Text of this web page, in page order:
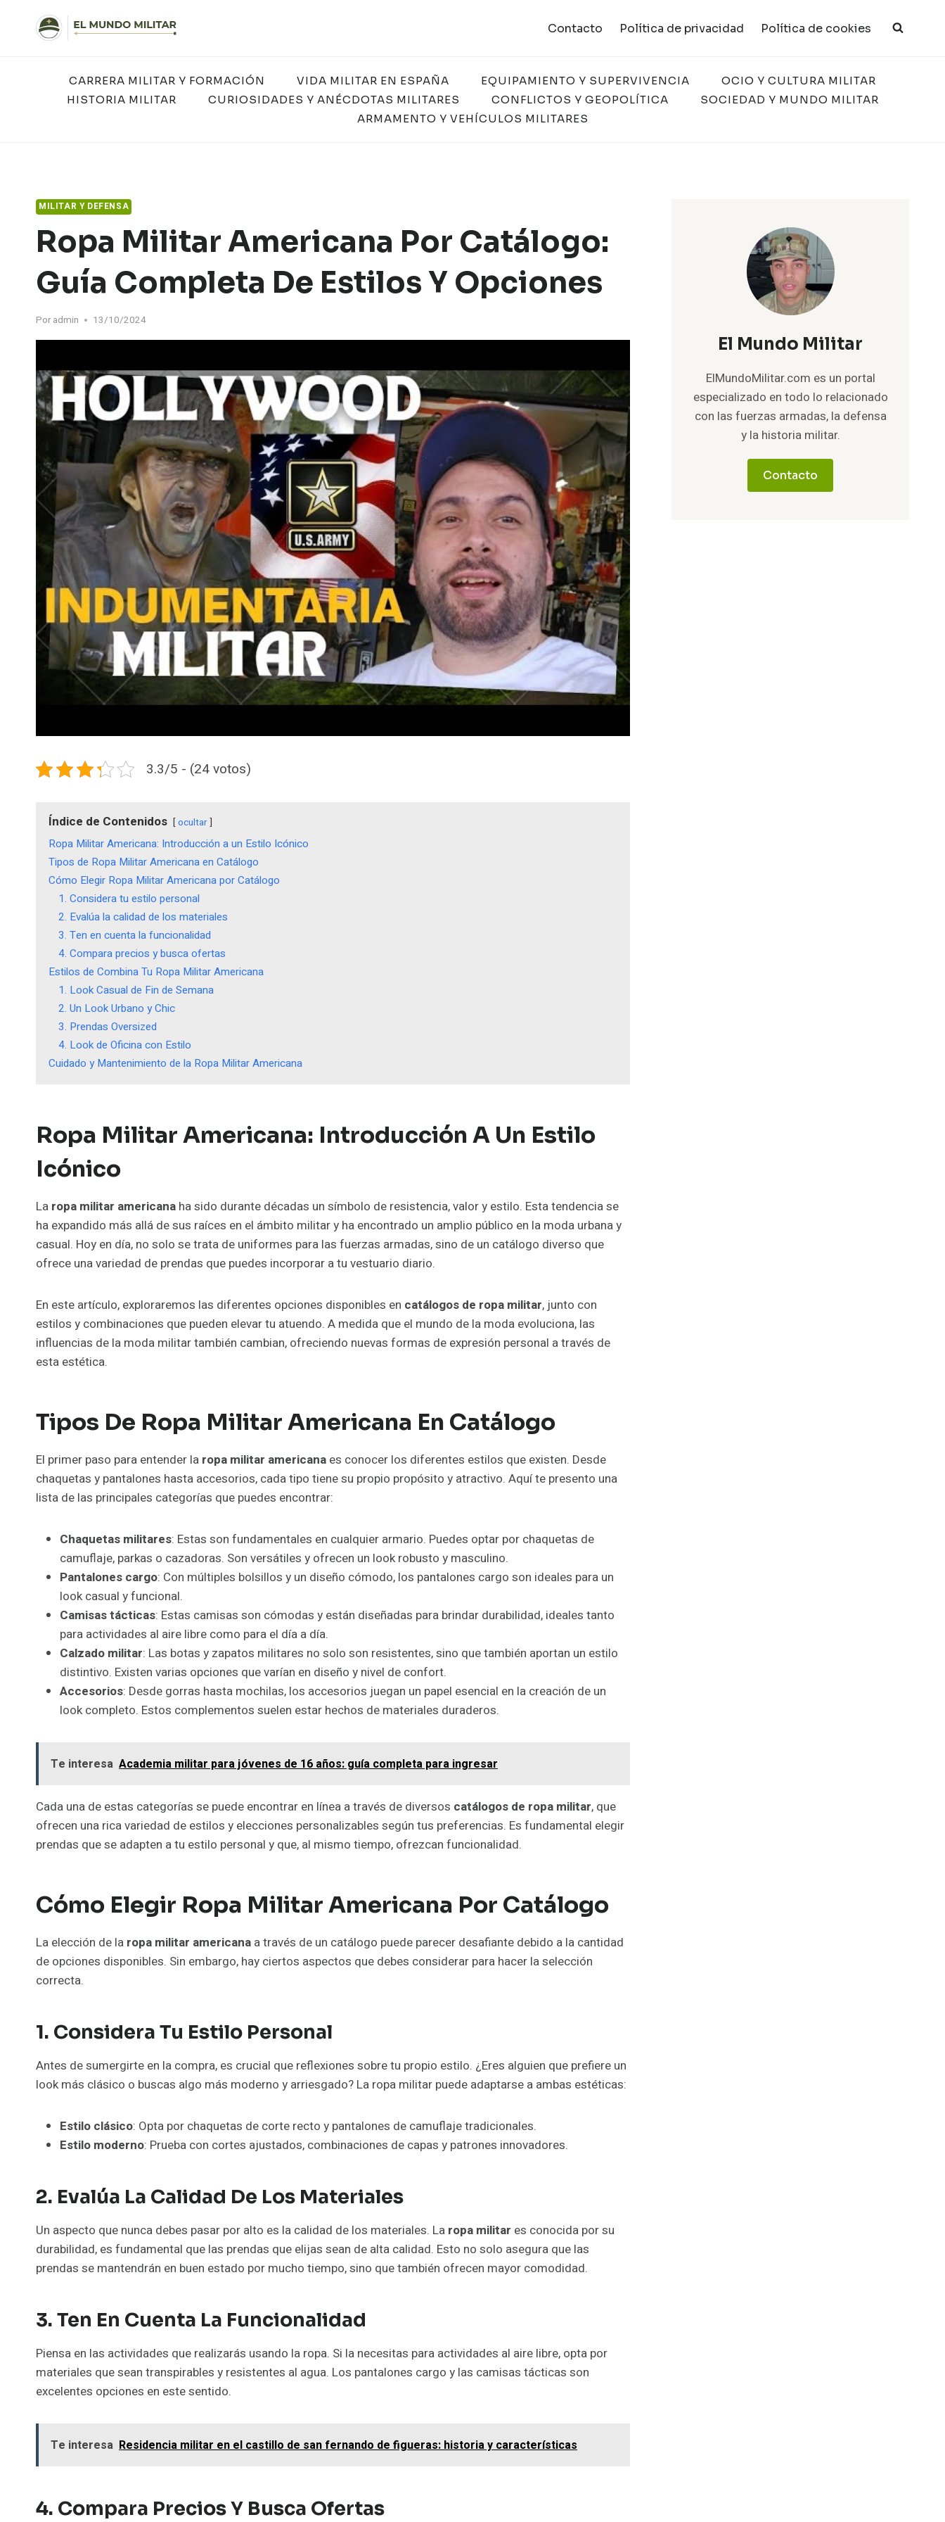
contenido
Contacto Política de privacidad Política de cookies
CARRERA MILITAR Y FORMACIÓN VIDA MILITAR EN ESPAÑA EQUIPAMIENTO Y SUPERVIVENCIA
OCIO Y CULTURA MILITAR
HISTORIA MILITAR
CURIOSIDADES Y ANÉCDOTAS MILITARES CONFLICTOS Y GEOPOLÍTICA
SOCIEDAD Y MUNDO MILITAR
ARMAMENTO Y VEHÍCULOS MILITARES
MILITAR Y DEFENSA
Ropa Militar Americana Por Catálogo:
Guía Completa De Estilos Y Opciones
Por admin 13/10/2024
3.3/5 - (24 votos)
Índice de Contenidos ocultar
Ropa Militar Americana: Introducción a un Estilo Icónico
Tipos de Ropa Militar Americana en Catálogo
Cómo Elegir Ropa Militar Americana por Catálogo
1. Considera tu estilo personal
2. Evalúa la calidad de los materiales
3. Ten en cuenta la funcionalidad
4. Compara precios y busca ofertas
Estilos de Combina Tu Ropa Militar Americana
1. Look Casual de Fin de Semana
2. Un Look Urbano y Chic
3. Prendas Oversized
4. Look de Oficina con Estilo
Cuidado y Mantenimiento de la Ropa Militar Americana
Ropa Militar Americana: Introducción A Un Estilo
Icónico
La ropa militar americana ha sido durante décadas un símbolo de resistencia, valor y estilo. Esta tendencia se
ha expandido más allá de sus raíces en el ámbito militar y ha encontrado un amplio público en la moda urbana y
casual. Hoy en día, no solo se trata de uniformes para las fuerzas armadas, sino de un catálogo diverso que
ofrece una variedad de prendas que puedes incorporar a tu vestuario diario.
En este artículo, exploraremos las diferentes opciones disponibles en catálogos de ropa militar, junto con
estilos y combinaciones que pueden elevar tu atuendo. A medida que el mundo de la moda evoluciona, las
influencias de la moda militar también cambian, ofreciendo nuevas formas de expresión personal a través de
esta estética.
Tipos De Ropa Militar Americana En Catálogo
El primer paso para entender la ropa militar americana es conocer los diferentes estilos que existen. Desde
chaquetas y pantalones hasta accesorios, cada tipo tiene su propio propósito y atractivo. Aquí te presento una
lista de las principales categorías que puedes encontrar:
Chaquetas militares: Estas son fundamentales en cualquier armario. Puedes optar por chaquetas de
camuflaje, parkas o cazadoras. Son versátiles y ofrecen un look robusto y masculino.
Pantalones cargo: Con múltiples bolsillos y un diseño cómodo, los pantalones cargo son ideales para un
look casual y funcional.
Camisas tácticas: Estas camisas son cómodas y están diseñadas para brindar durabilidad, ideales tanto
para actividades al aire libre como para el día a día.
Calzado militar: Las botas y zapatos militares no solo son resistentes, sino que también aportan un estilo
distintivo. Existen varias opciones que varían en diseño y nivel de confort.
Accesorios: Desde gorras hasta mochilas, los accesorios juegan un papel esencial en la creación de un
look completo. Estos complementos suelen estar hechos de materiales duraderos.
Te interesa Academia militar para jóvenes de 16 años: guía completa para ingresar
Cada una de estas categorías se puede encontrar en línea a través de diversos catálogos de ropa militar, que
ofrecen una rica variedad de estilos y elecciones personalizables según tus preferencias. Es fundamental elegir
prendas que se adapten a tu estilo personal y que, al mismo tiempo, ofrezcan funcionalidad.
Cómo Elegir Ropa Militar Americana Por Catálogo
La elección de la ropa militar americana a través de un catálogo puede parecer desafiante debido a la cantidad
de opciones disponibles. Sin embargo, hay ciertos aspectos que debes considerar para hacer la selección
correcta.
1. Considera Tu Estilo Personal
Antes de sumergirte en la compra, es crucial que reflexiones sobre tu propio estilo. ¿Eres alguien que prefiere un
look más clásico o buscas algo más moderno y arriesgado? La ropa militar puede adaptarse a ambas estéticas:
Estilo clásico: Opta por chaquetas de corte recto y pantalones de camuflaje tradicionales.
Estilo moderno: Prueba con cortes ajustados, combinaciones de capas y patrones innovadores.
2. Evalúa La Calidad De Los Materiales
Un aspecto que nunca debes pasar por alto es la calidad de los materiales. La ropa militar es conocida por su
durabilidad, es fundamental que las prendas que elijas sean de alta calidad. Esto no solo asegura que las
prendas se mantendrán en buen estado por mucho tiempo, sino que también ofrecen mayor comodidad.
3. Ten En Cuenta La Funcionalidad
Piensa en las actividades que realizarás usando la ropa. Si la necesitas para actividades al aire libre, opta por
materiales que sean transpirables y resistentes al agua. Los pantalones cargo y las camisas tácticas son
excelentes opciones en este sentido.
Te interesa Residencia militar en el castillo de san fernando de figueras: historia y características
4. Compara Precios Y Busca Ofertas
El Mundo Militar
ElMundoMilitar.com es un portal
especializado en todo lo relacionado
con las fuerzas armadas, la defensa
y la historia militar.
Contacto